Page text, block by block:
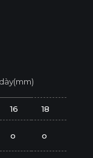
16 18
o o